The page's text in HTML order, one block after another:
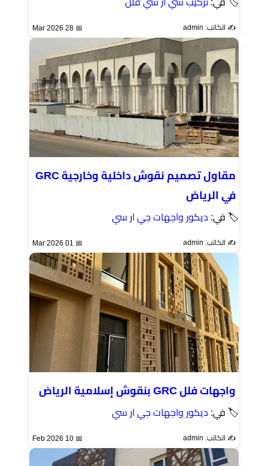
✍️ الكاتب: admin 📅 28 Mar 2026
مقاول تصميم نقوش داخلية وخارجية GRC
في الرياض
🏷 في: ديكور واجهات جي ار سي
✍️ الكاتب: admin 📅 01 Mar 2026
واجهات فلل GRC بنقوش إسلامية الرياض
🏷 في: ديكور واجهات جي ار سي
✍️ الكاتب: admin 📅 10 Feb 2026